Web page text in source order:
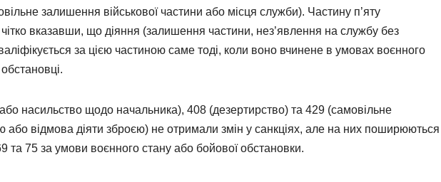
залишення військової частини або місця служби). Частину п’яту
вказавши, що діяння (залишення частини, нез’явлення на службу без
за цією частиною саме тоді, коли воно вчинене в умовах воєнного
насильство щодо начальника), 408 (дезертирство) та 429 (самовільне
відмова діяти зброєю) не отримали змін у санкціях, але на них поширюються
та 75 за умови воєнного стану або бойової обстановки.